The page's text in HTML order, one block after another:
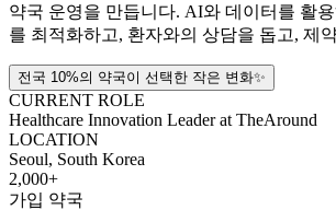
약국 운영을 만듭니다. AI와 데이터를 활
를 최적화하고, 환자와의 상담을 돕고, 제
전국 10%의 약국이 선택한 작은 변화✨
CURRENT ROLE
Healthcare Innovation Leader at TheAround
LOCATION
Seoul, South Korea
2,000+
가입 약국